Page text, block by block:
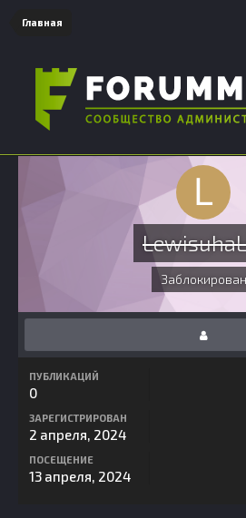
Главная
Заблокирован
ПУБЛИКАЦИЙ
0
ЗАРЕГИСТРИРОВАН
2 апреля, 2024
ПОСЕЩЕНИЕ
13 апреля, 2024